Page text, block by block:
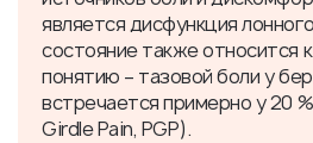
является дисфункция
состояние также относится
понятию – тазовой боли у
встречается примерно у 20
Girdle Pain, PGP).